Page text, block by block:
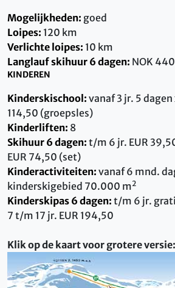
Mogelijkheden: goed
Loipes: 120 km
Verlichte loipes: 10 km
Langlauf skihuur 6 dagen: NOK
KINDEREN
Kinderskischool: vanaf 3 jr. 5 dagen
114,50 (groepsles)
Kinderliften: 8
Skihuur 6 dagen: t/m 6 jr. EUR
EUR 74,50 (set)
Kinderactiviteiten: vanaf 6 mnd.
kinderskigebied 70.000 m2
Kinderskipas 6 dagen: t/m 6 jr.
7 t/m 17 jr. EUR 194,50
Klik op de kaart voor grotere versie: